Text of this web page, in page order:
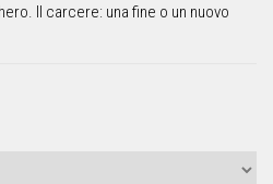
Il carcere: una fine o un nuovo